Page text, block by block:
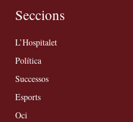
Seccions
L’Hospitalet
Política
Successos
Esports
Oci